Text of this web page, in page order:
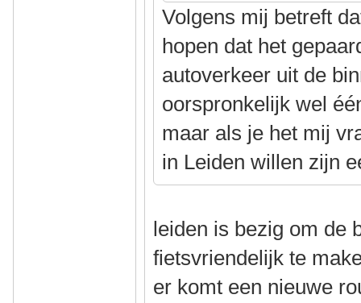
Volgens mij betreft
hopen dat het
autoverkeer uit de
oorspronkelijk wel
maar als je het mij
in Leiden willen zijn
leiden is bezig om de
fietsvriendelijk te
er komt een nieuwe